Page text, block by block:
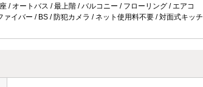
/ オートバス / 最上階 / バルコニー / フローリング / エアコ
イバー / BS / 防犯カメラ / ネット使用料不要 / 対面式キッチ